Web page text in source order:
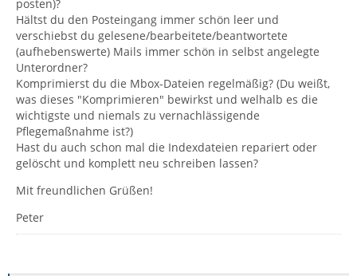
posten)?
Hältst du den Posteingang immer schön leer und
verschiebst du gelesene/bearbeitete/beantwortete
(aufhebenswerte) Mails immer schön in selbst angelegte
Unterordner?
Komprimierst du die Mbox-Dateien regelmäßig? (Du weißt,
was dieses "Komprimieren" bewirkst und welhalb es die
wichtigste und niemals zu vernachlässigende
Pflegemaßnahme ist?)
Hast du auch schon mal die Indexdateien repariert oder
gelöscht und komplett neu schreiben lassen?
Mit freundlichen Grüßen!
Peter